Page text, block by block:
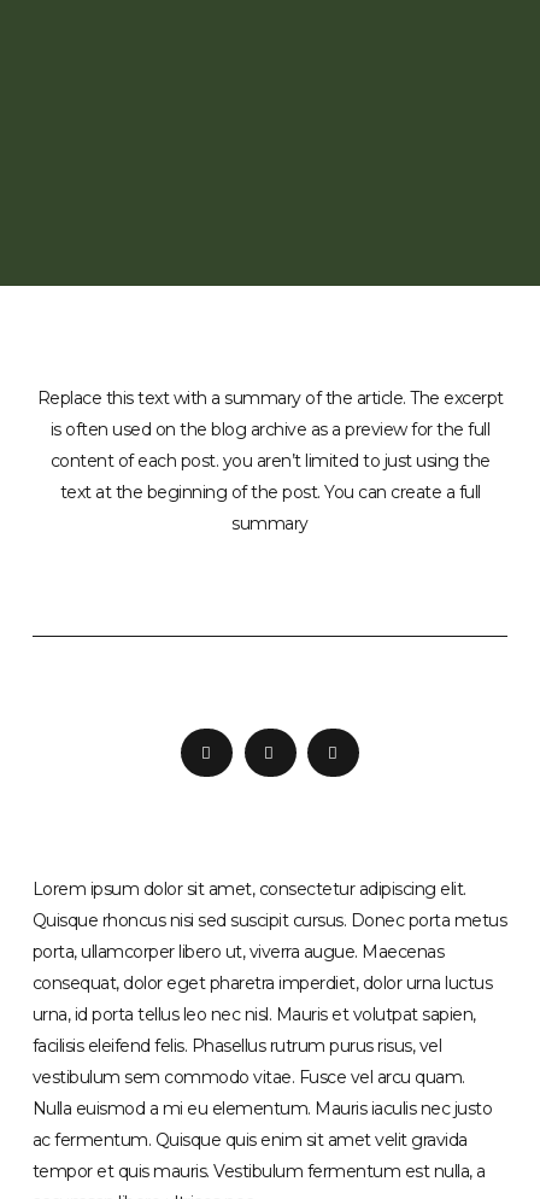
Replace this text with a summary of the article. The excerpt
is often used on the blog archive as a preview for the full
content of each post. you aren’t limited to just using the
text at the beginning of the post. You can create a full
summary
Lorem ipsum dolor sit amet, consectetur adipiscing elit.
Quisque rhoncus nisi sed suscipit cursus. Donec porta metus
porta, ullamcorper libero ut, viverra augue. Maecenas
consequat, dolor eget pharetra imperdiet, dolor urna luctus
urna, id porta tellus leo nec nisl. Mauris et volutpat sapien,
facilisis eleifend felis. Phasellus rutrum purus risus, vel
vestibulum sem commodo vitae. Fusce vel arcu quam.
Nulla euismod a mi eu elementum. Mauris iaculis nec justo
ac fermentum. Quisque quis enim sit amet velit gravida
tempor et quis mauris. Vestibulum fermentum est nulla, a